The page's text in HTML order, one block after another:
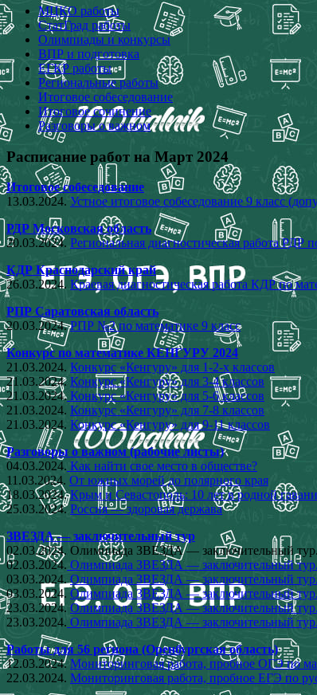
МЦКО работы
СтатГрад работы
Олимпиады и конкурсы
ВПР и подготовка
ЕГКР работы
Региональные работы
Итоговое собеседование
Итоговое сочинение
Разговоры о важном
Расписание работ на Март 2024
Итоговое собеседование
13.03.2024. Устное итоговое собеседование 9 класс
РДР Московская область
20.03.2024. Региональная диагностическая работа РДР
КДР Краснодарский край
26.03.2024. Краевая диагностическая работа КДР по
РПР Саратовская область
20.03.2024.РПР №2 по математике 9 класс
Конкурс по математике КЕНГУРУ 2024
21.03.2024. Конкурс «Кенгуру» для 1-2-х классов
21.03.2024.Конкурс «Кенгуру» для 3-4 классов
21.03.2024.Конкурс «Кенгуру» для 5-6 классов
21.03.2024. Конкурс «Кенгуру» для 7-8 классов
21.03.2024. Конкурс «Кенгуру» для 9-11 классов
Разговоры о важном (рабочие листы)
04.03.2024. Как найти свое место в обществе?
11.03.2024. От южных морей до полярного края
18.03.2024.Крым и Севастополь: 10 лет в родной гавани
25.03.2024.Россия — здоровая держава
ЗВЕЗДА — заключительный тур
02.03.2024. Олимпиада ЗВЕЗДА — заключительный
02.03.2024. Олимпиада ЗВЕЗДА — заключительный
03.03.2024.Олимпиада ЗВЕЗДА — заключительный тур.
03.03.2024. Олимпиада ЗВЕЗДА — заключительный тур.
23.03.2024.Олимпиада ЗВЕЗДА — заключительный тур.
23.03.2024. Олимпиада ЗВЕЗДА — заключительный
Работы для 56 региона (Оренбургская область)
12.03.2024.Мониторинговая работа, пробное ОГЭ по
22.03.2024. Мониторинговая работа, пробное ЕГЭ по